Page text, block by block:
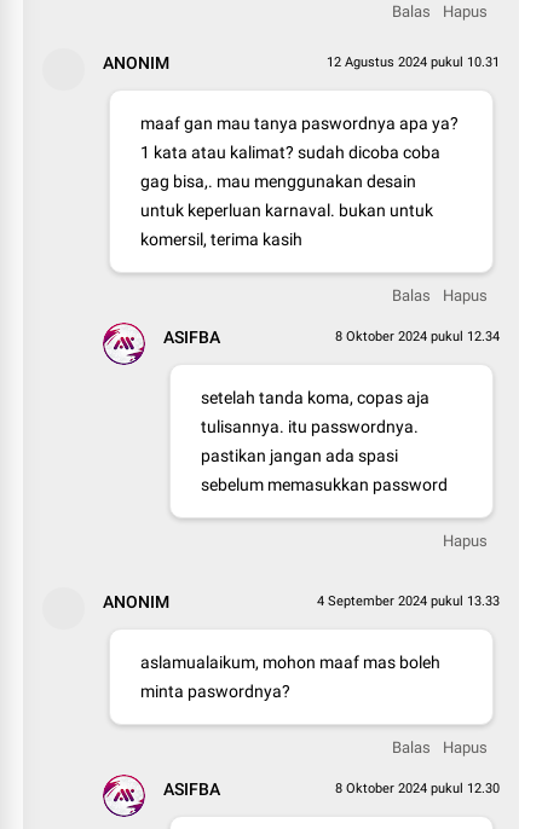
Balas Hapus
ANONIM 12 Agustus 2024 pukul 10.31
maaf gan mau tanya paswordnya apa ya?
1 kata atau kalimat? sudah dicoba coba
gag bisa,. mau menggunakan desain
untuk keperluan karnaval. bukan untuk
komersil, terima kasih
Balas Hapus
ASIFBA 8 Oktober 2024 pukul 12.34
setelah tanda koma, copas aja
tulisannya. itu passwordnya.
pastikan jangan ada spasi
sebelum memasukkan password
Hapus
ANONIM 4 September 2024 pukul 13.33
aslamualaikum, mohon maaf mas boleh
minta paswordnya?
Balas Hapus
ASIFBA 8 Oktober 2024 pukul 12.30